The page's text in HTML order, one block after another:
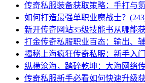
传奇私服装备获取策略：手打与
如何打造最强单职业魔战士？
新开传奇网站35级技能书从哪能
打金传奇私服职业百态：输出、
揭秘上海疯狂传奇私服：新手入
纵横沧海，踏碎乾坤：大海网络
传奇私服新手必看如何快速升级